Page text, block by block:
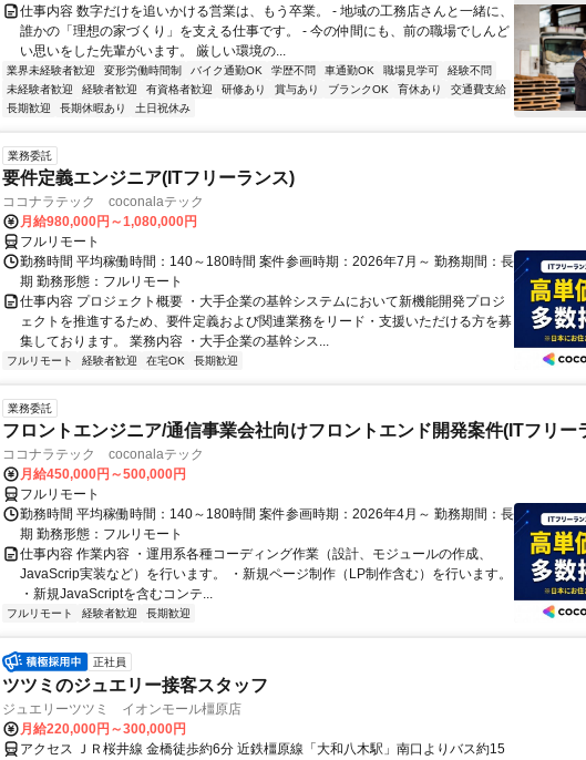
仕事内容 数字だけを追いかける営業は、もう卒業。 - 地域の工務店さんと一緒に、
誰かの「理想の家づくり」を支える仕事です。 - 今の仲間にも、前の職場でしんど
い思いをした先輩がいます。 厳しい環境の...
業界未経験者歓迎 変形労働時間制 バイク通勤OK 学歴不問 車通勤OK 職場見学可
経験不問
未経験者歓迎
経験者歓迎 有資格者歓迎 研修あり 賞与あり ブランクOK 育休あり
交通費支給
長期歓迎
長期休暇あり 土日祝休み
業務委託
要件定義エンジニア(ITフリーランス)
ココナラテック coconalaテック
月給980,000円～1,080,000円
フルリモート
勤務時間 平均稼働時間：140～180時間 案件参画時期：2026年7月～ 勤務期間：長
期 勤務形態：フルリモート
仕事内容 プロジェクト概要 ・大手企業の基幹システムにおいて新機能開発プロジ
ェクトを推進するため、要件定義および関連業務をリード・支援いただける方を募
集しております。 業務内容 ・大手企業の基幹シス...
フルリモート 経験者歓迎 在宅OK 長期歓迎
業務委託
フロントエンジニア/通信事業会社向けフロントエンド開発案件(ITフリー
ココナラテック coconalaテック
月給450,000円～500,000円
フルリモート
勤務時間 平均稼働時間：140～180時間 案件参画時期：2026年4月～ 勤務期間：長
期 勤務形態：フルリモート
仕事内容 作業内容 ・運用系各種コーディング作業（設計、モジュールの作成、
JavaScrip実装など）を行います。 ・新規ページ制作（LP制作含む）を行います。
・新規JavaScriptを含むコンテ...
フルリモート 経験者歓迎 長期歓迎
正社員
ツツミのジュエリー接客スタッフ
ジュエリーツツミ イオンモール橿原店
月給220,000円～300,000円
アクセス ＪＲ桜井線 金橋徒歩約6分 近鉄橿原線「大和八木駅」南口よりバス約15